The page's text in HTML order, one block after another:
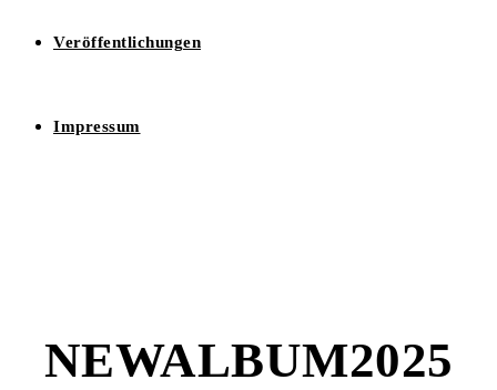
Veröffentlichungen
Impressum
NEWALBUM2025